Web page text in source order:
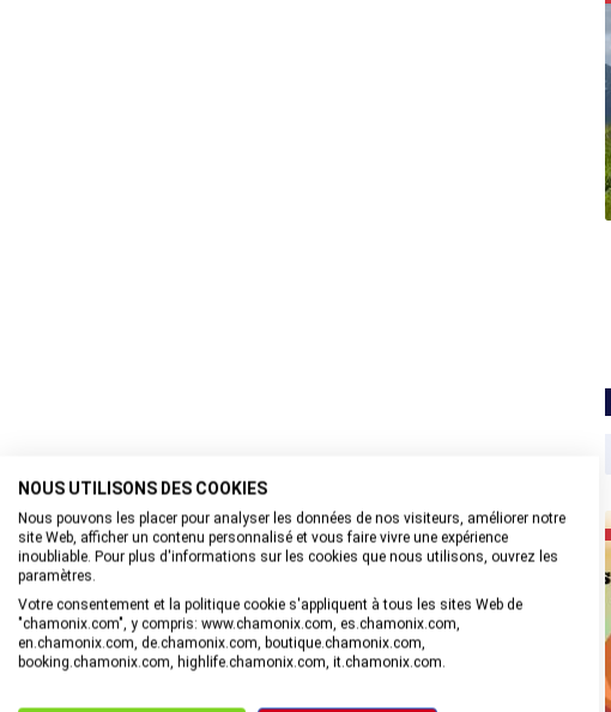
NOUS UTILISONS DES COOKIES
Nous pouvons les placer pour analyser les données de nos visiteurs, améliorer notre
site Web, afficher un contenu personnalisé et vous faire vivre une expérience
inoubliable. Pour plus d'informations sur les cookies que nous utilisons, ouvrez les
paramètres.
Votre consentement et la politique cookie s'appliquent à tous les sites Web de
"chamonix.com", y compris: www.chamonix.com, es.chamonix.com,
en.chamonix.com, de.chamonix.com, boutique.chamonix.com,
booking.chamonix.com, highlife.chamonix.com, it.chamonix.com.